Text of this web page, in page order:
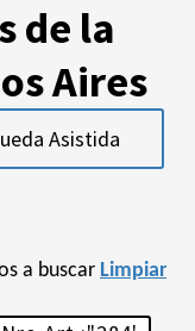
de la
Aires
Asistida
a buscar Limpiar